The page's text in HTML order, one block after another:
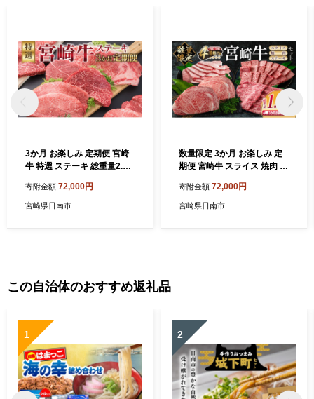
3か月 お楽しみ 定期便 宮崎
牛 特選 ステーキ 総重量2.2k
ース モモ ミスジ 国産 おかず
食品 焼肉 BBQ グルメ 人気
寄附金額 72,000円
宮崎県日南市
数量限定 3か月 お楽しみ 定
期便 宮崎牛 スライス 焼肉 ス
牛肉 ビーフ 黒毛和牛 国産 ブ
ランド牛 食品 ロース バラ モ
寄附金額 72,000円
宮崎県日南市
この自治体のおすすめ返礼品
1 2